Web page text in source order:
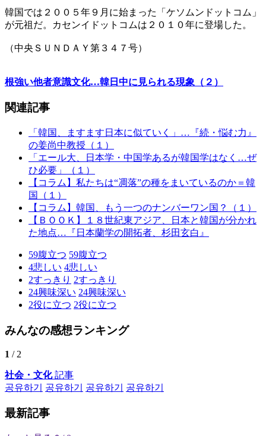
韓国では２００５年９月に始まった「ケソムンドットコム」
が元祖だ。カセンイドットコムは２０１０年に登場した。
（中央ＳＵＮＤＡＹ第３４７号）
根強い他者意識文化…韓日中に見られる現象（２）
関連記事
「韓国、ますます日本に似ていく」…『続・悩む力』
の姜尚中教授（１）
「エール大、日本学・中国学あるが韓国学はなく…ぜ
ひ必要」（１）
【コラム】私たちは“凋落”の種をまいているのか＝韓
国（１）
【コラム】韓国、もう一つのナンバーワン国？（１）
【ＢＯＯＫ】１８世紀東アジア、日本と韓国が分かれ
た地点…『日本蘭学の開拓者、杉田玄白』
59腹立つ 59腹立つ
4悲しい 4悲しい
2すっきり 2すっきり
24興味深い 24興味深い
2役に立つ 2役に立つ
みんなの感想ランキング
1 / 2
社会・文化記事
공유하기
공유하기 공유하기 공유하기
最新記事